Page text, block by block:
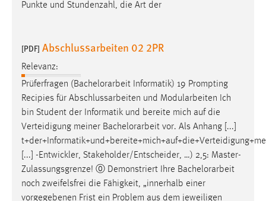
Punkte und Stundenzahl, die Art der
[PDF] Abschlussarbeiten 02 2PR
Relevanz:
Prüferfragen (Bachelorarbeit Informatik) 19 Prompting
Recipies für Abschlussarbeiten und Modularbeiten Ich
bin Student der Informatik und bereite mich auf die
Verteidigung meiner Bachelorarbeit vor. Als Anhang [...]
[...] -Entwickler, Stakeholder/Entscheider, …) 2,5: Master-
Zulassungsgrenze! ⓪ Demonstriert Ihre Bachelorarbeit
noch zweifelsfrei die Fähigkeit, „innerhalb einer
vorgegebenen Frist ein Problem aus dem jeweiligen
Name:
_fbp
Facebook
Zweck:
Conversion-Tracking
Cookie Laufzeit:
3 Monate